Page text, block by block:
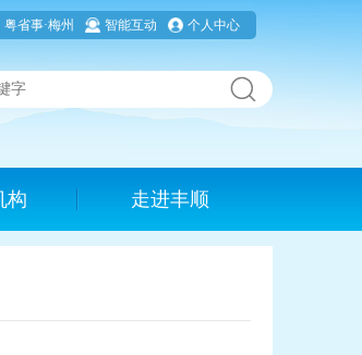
粤省事·梅州 智能互动 个人中心
构 走进丰顺